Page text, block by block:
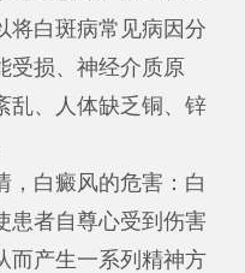
将白斑病常见病因分
受损、神经介质原
乱、人体缺乏铜、锌
白癜风的危害：白
患者自尊心受到伤害
而产生一系列精神方